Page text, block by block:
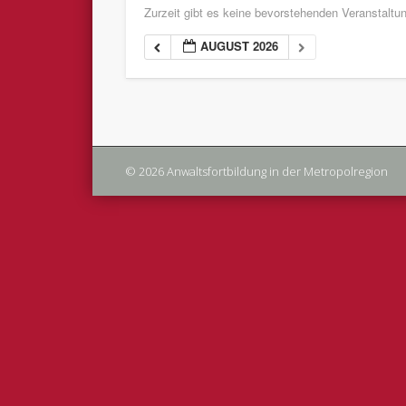
Zurzeit gibt es keine bevorstehenden
AUGUST 2026
© 2026 Anwaltsfortbildung in der Metropolregion